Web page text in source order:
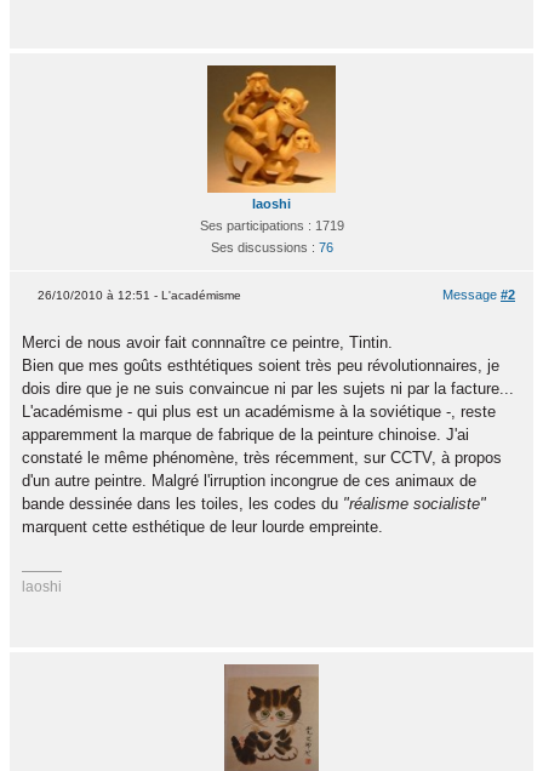
laoshi
Ses participations : 1719
Ses discussions : 76
Message #2
26/10/2010 à 12:51 - L'académisme
Merci de nous avoir fait connnaître ce peintre, Tintin.
Bien que mes goûts esthtétiques soient très peu révolutionnaires, je
dois dire que je ne suis convaincue ni par les sujets ni par la facture...
L'académisme - qui plus est un académisme à la soviétique -, reste
apparemment la marque de fabrique de la peinture chinoise. J'ai
constaté le même phénomène, très récemment, sur CCTV, à propos
d'un autre peintre. Malgré l'irruption incongrue de ces animaux de
bande dessinée dans les toiles, les codes du "réalisme socialiste"
marquent cette esthétique de leur lourde empreinte.
laoshi